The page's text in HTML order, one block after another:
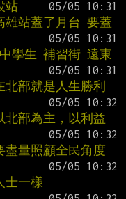
站
雄站蓋了月台 要蓋
學生 補習街 遠東
部就是人生勝利
部為主，以利益
量照顧全民角度
士一樣